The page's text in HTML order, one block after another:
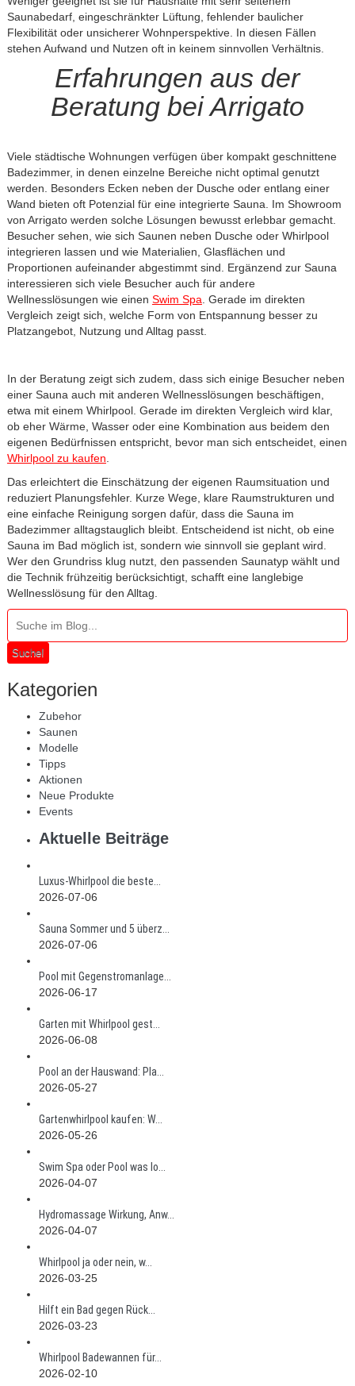
Saunabedarf, eingeschränkter Lüftung, fehlender baulicher
Flexibilität oder unsicherer Wohnperspektive. In diesen Fällen
stehen Aufwand und Nutzen oft in keinem sinnvollen Verhältnis.
Erfahrungen aus der
Beratung bei Arrigato
Viele städtische Wohnungen verfügen über kompakt geschnittene
Badezimmer, in denen einzelne Bereiche nicht optimal genutzt
werden. Besonders Ecken neben der Dusche oder entlang einer
Wand bieten oft Potenzial für eine integrierte Sauna. Im Showroom
von Arrigato werden solche Lösungen bewusst erlebbar gemacht.
Besucher sehen, wie sich Saunen neben Dusche oder Whirlpool
integrieren lassen und wie Materialien, Glasflächen und
Proportionen aufeinander abgestimmt sind. Ergänzend zur Sauna
interessieren sich viele Besucher auch für andere
Wellnesslösungen wie einen Swim Spa . Gerade im direkten
Vergleich zeigt sich, welche Form von Entspannung besser zu
Platzangebot, Nutzung und Alltag passt.
In der Beratung zeigt sich zudem, dass sich einige Besucher neben
einer Sauna auch mit anderen Wellnesslösungen beschäftigen,
etwa mit einem Whirlpool. Gerade im direkten Vergleich wird klar,
ob eher Wärme, Wasser oder eine Kombination aus beidem den
eigenen Bedürfnissen entspricht, bevor man sich entscheidet, einen
Whirlpool zu kaufen
Das erleichtert die Einschätzung der eigenen Raumsituation und
reduziert Planungsfehler. Kurze Wege, klare Raumstrukturen und
eine einfache Reinigung sorgen dafür, dass die Sauna im
Badezimmer alltagstauglich bleibt. Entscheidend ist nicht, ob eine
Sauna im Bad möglich ist, sondern wie sinnvoll sie geplant wird.
Wer den Grundriss klug nutzt, den passenden Saunatyp wählt und
die Technik frühzeitig berücksichtigt, schafft eine langlebige
Wellnesslösung für den Alltag.
Suche!
Kategorien
Zubehor
Saunen
Modelle
Tipps
Aktionen
Neue Produkte
Events
Aktuelle Beiträge
Luxus-Whirlpool die beste...
2026-07-06
Sauna Sommer und 5 überz...
2026-07-06
Pool mit Gegenstromanlage...
2026-06-17
Garten mit Whirlpool gest...
2026-06-08
Pool an der Hauswand: Pla...
2026-05-27
Gartenwhirlpool kaufen: W...
2026-05-26
Swim Spa oder Pool was lo...
2026-04-07
Hydromassage Wirkung, Anw...
2026-04-07
Whirlpool ja oder nein, w...
2026-03-25
Hilft ein Bad gegen Rück...
2026-03-23
Whirlpool Badewannen für...
2026-02-10